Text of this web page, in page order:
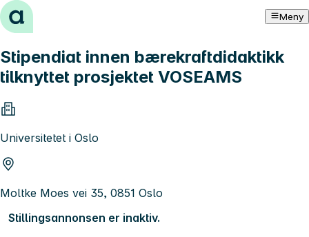
Hopp til innhold Meny
Stipendiat innen bærekraftdidaktikk
tilknyttet prosjektet VOSEAMS
Universitetet i Oslo
Moltke Moes vei 35, 0851 Oslo
Stillingsannonsen er inaktiv.